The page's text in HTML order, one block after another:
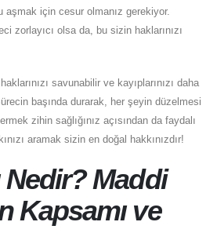
aşmak için cesur olmanız gerekiyor.
zorlayıcı olsa da, bu sizin haklarınızı
savunabilir ve kayıplarınızı daha
başında durarak, her şeyin düzelmesi
zihin sağlığınız açısından da faydalı
aramak sizin en doğal hakkınızdır!
Nedir? Maddi
Kapsamı ve